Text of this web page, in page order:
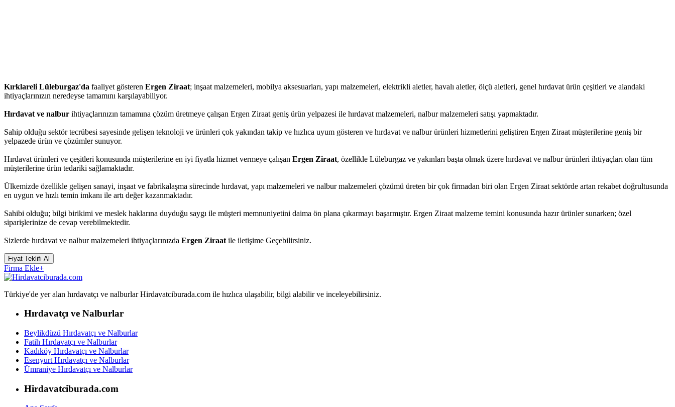
Kırklareli Lüleburgaz'da faaliyet gösteren Ergen Ziraat; inşaat malzemeleri, mobilya aksesuarları, yapı malzemeleri, elektrikli aletler, havalı aletler, ölçü aletleri, genel hırdavat ürün çeşitleri ve alandaki
ihtiyaçlarınızın neredeyse tamamını karşılayabiliyor.
Hırdavat ve nalbur ihtiyaçlarınızın tamamına çözüm üretmeye çalışan Ergen Ziraat geniş ürün yelpazesi ile hırdavat malzemeleri, nalbur malzemeleri satışı yapmaktadır.
Sahip olduğu sektör tecrübesi sayesinde gelişen teknoloji ve ürünleri çok yakından takip ve hızlıca uyum gösteren ve hırdavat ve nalbur ürünleri hizmetlerini geliştiren Ergen Ziraat müşterilerine geniş bir
yelpazede ürün ve çözümler sunuyor.
Hırdavat ürünleri ve çeşitleri konusunda müşterilerine en iyi fiyatla hizmet vermeye çalışan Ergen Ziraat, özellikle Lüleburgaz ve yakınları başta olmak üzere hırdavat ve nalbur ürünleri ihtiyaçları olan tüm
müşterilerine ürün tedariki sağlamaktadır.
Ülkemizde özellikle gelişen sanayi, inşaat ve fabrikalaşma sürecinde hırdavat, yapı malzemeleri ve nalbur malzemeleri çözümü üreten bir çok firmadan biri olan Ergen Ziraat sektörde artan rekabet doğrultusunda
en uygun ve hızlı temin imkanı ile artı değer kazanmaktadır.
Sahibi olduğu; bilgi birikimi ve meslek haklarına duyduğu saygı ile müşteri memnuniyetini daima ön plana çıkarmayı başarmıştır. Ergen Ziraat malzeme temini konusunda hazır ürünler sunarken; özel
siparişlerinize de cevap verebilmektedir.
Sizlerde hırdavat ve nalbur malzemeleri ihtiyaçlarınızda Ergen Ziraat ile iletişime Geçebilirsiniz.
Fiyat Teklifi Al
Firma Ekle+
Türkiye'de yer alan hırdavatçı ve nalburlar Hirdavatciburada.com ile hızlıca ulaşabilir, bilgi alabilir ve inceleyebilirsiniz.
Hırdavatçı ve Nalburlar
Beylikdüzü Hırdavatçı ve Nalburlar
Fatih Hırdavatçı ve Nalburlar
Kadıköy Hırdavatçı ve Nalburlar
Esenyurt Hırdavatçı ve Nalburlar
Ümraniye Hırdavatçı ve Nalburlar
Hirdavatciburada.com